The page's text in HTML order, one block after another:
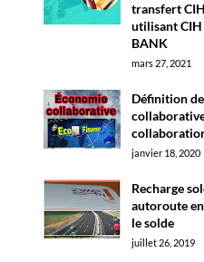
transfert
utilisant CIH
BANK
mars 27, 2021
Définition
janvier 18, 2020
Recharge
autoroute
le solde
juillet 26, 2019